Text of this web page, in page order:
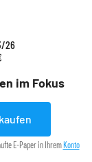
im Fokus
26
E-Paper in Ihrem Konto